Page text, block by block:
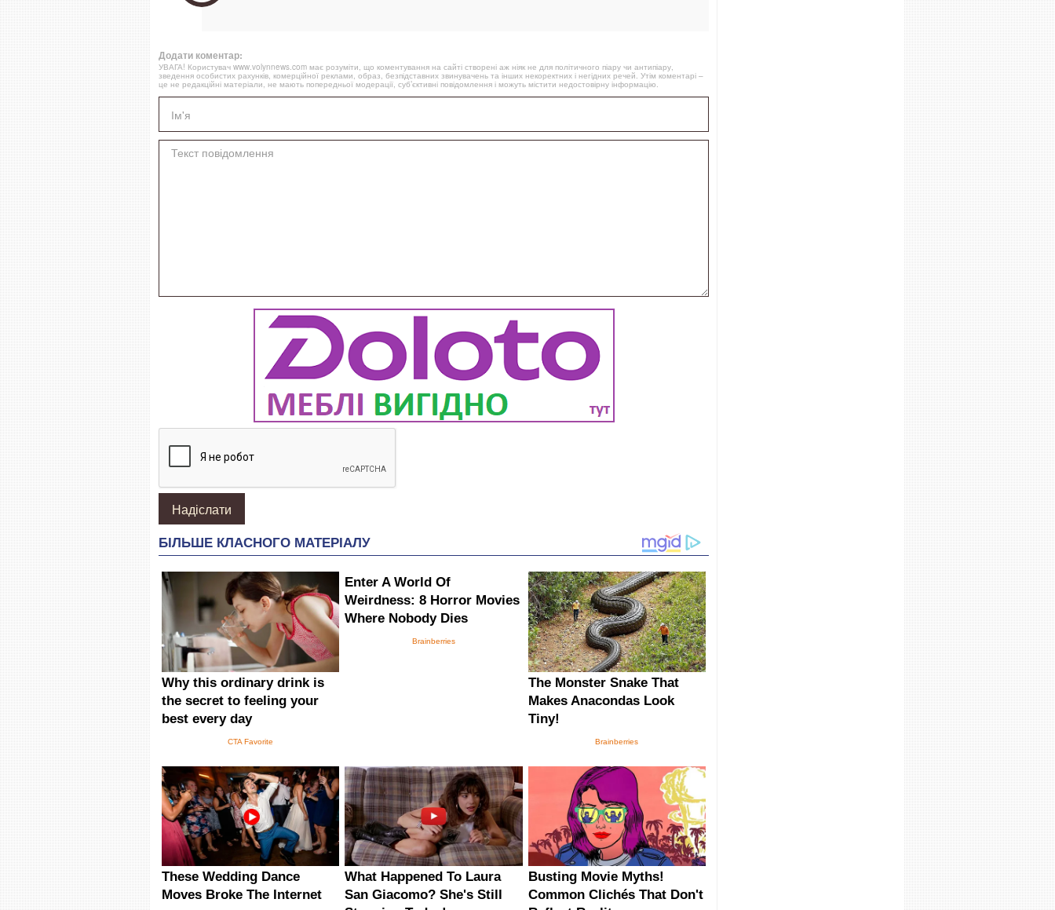
Додати коментар:
УВАГА! Користувач www.volynnews.com має розуміти, що коментування на сайті створені аж ніяк не для політичного піару чи антипіару,
зведення особистих рахунків, комерційної реклами, образ, безпідставних звинувачень та інших некоректних і негідних речей. Утім коментарі –
це не редакційні матеріали, не мають попередньої модерації, суб’єктивні повідомлення і можуть містити недостовірну інформацію.